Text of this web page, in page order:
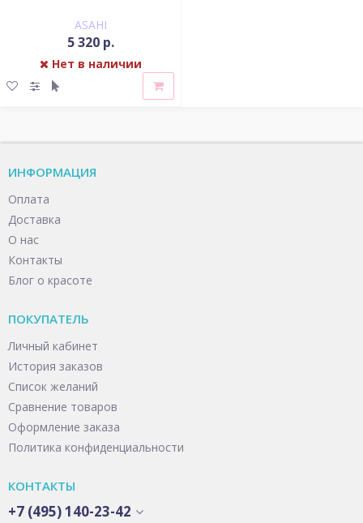
ASAHI
5 320 р.
Нет в наличии
ИНФОРМАЦИЯ
Оплата
Доставка
О нас
Контакты
Блог о красоте
ПОКУПАТЕЛЬ
Личный кабинет
История заказов
Список желаний
Сравнение товаров
Оформление заказа
Политика конфиденциальности
КОНТАКТЫ
+7 (495) 140-23-42